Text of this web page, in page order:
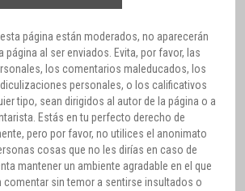
página están moderados, no aparecerán
página al ser enviados. Evita, por favor, las
los comentarios maleducados, los
personales, o los calificativos
tipo, sean dirigidos al autor de la página o a
Estás en tu perfecto derecho de
pero por favor, no utilices el anonimato
cosas que no les dirías en caso de
mantener un ambiente agradable en el que
comentar sin temor a sentirse insultados o